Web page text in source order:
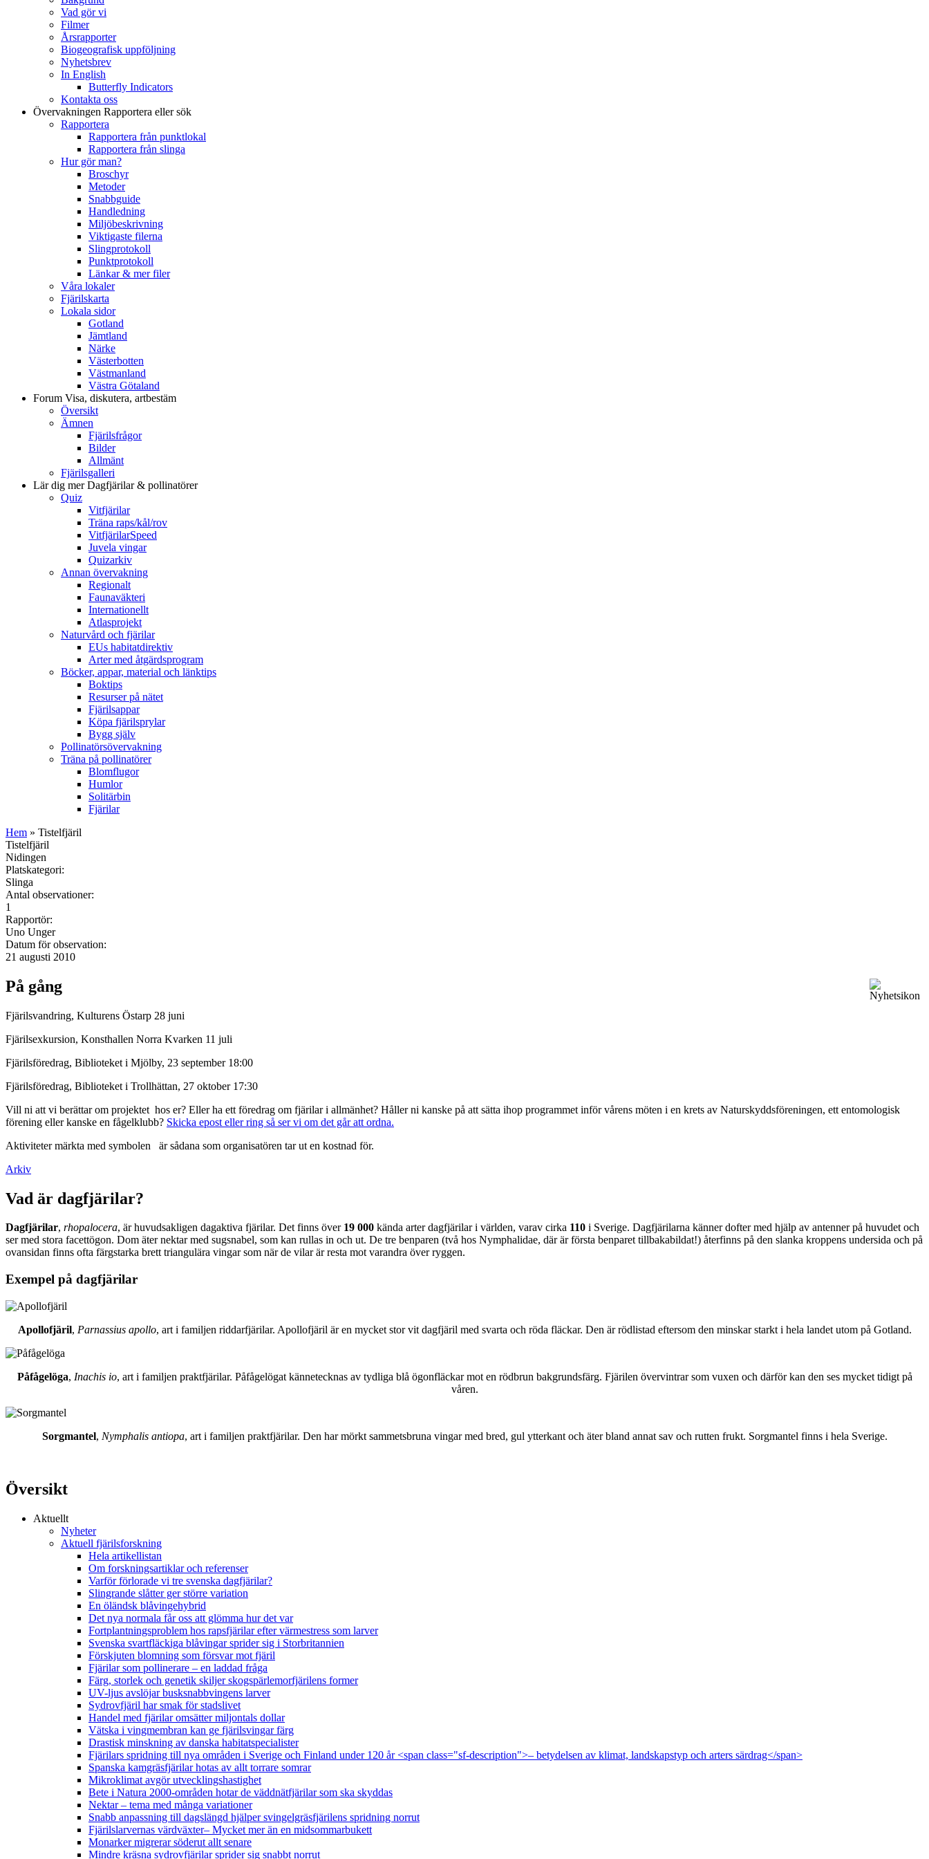
Vad gör vi
Filmer
Årsrapporter
Biogeografisk uppföljning
Nyhetsbrev
In English
Butterfly Indicators
Kontakta oss
Övervakningen Rapportera eller sök
Rapportera
Rapportera från punktlokal
Rapportera från slinga
Hur gör man?
Broschyr
Metoder
Snabbguide
Handledning
Miljöbeskrivning
Viktigaste filerna
Slingprotokoll
Punktprotokoll
Länkar & mer filer
Våra lokaler
Fjärilskarta
Lokala sidor
Gotland
Jämtland
Närke
Västerbotten
Västmanland
Västra Götaland
Forum Visa, diskutera, artbestäm
Översikt
Ämnen
Fjärilsfrågor
Bilder
Allmänt
Fjärilsgalleri
Lär dig merDagfjärilar & pollinatörer
Quiz
Vitfjärilar
Träna raps/kål/rov
VitfjärilarSpeed
Juvela vingar
Quizarkiv
Annan övervakning
Regionalt
Faunaväkteri
Internationellt
Atlasprojekt
Naturvård och fjärilar
EUs habitatdirektiv
Arter med åtgärdsprogram
Böcker, appar, material och länktips
Boktips
Resurser på nätet
Fjärilsappar
Köpa fjärilsprylar
Bygg själv
Pollinatörsövervakning
Träna på pollinatörer
Blomflugor
Humlor
Solitärbin
Fjärilar
Hem » Tistelfjäril
Tistelfjäril
Nidingen
Platskategori:
Slinga
Antal observationer:
1
Rapportör:
Uno Unger
Datum för observation:
21 augusti 2010
På gång
Fjärilsvandring, Kulturens Östarp 28 juni
Fjärilsexkursion, Konsthallen Norra Kvarken 11 juli
Fjärilsföredrag, Biblioteket i Mjölby, 23 september 18:00
Fjärilsföredrag, Biblioteket i Trollhättan, 27 oktober 17:30
Vill ni att vi berättar om projektet hos er? Eller ha ett föredrag om fjärilar i allmänhet? Håller ni kanske på att sätta ihop programmet inför vårens möten i en krets av Naturskyddsföreningen, ett entomologisk
förening eller kanske en fågelklubb? Skicka epost eller ring så ser vi om det går att ordna.
Aktiviteter märkta med symbolen
är sådana som organisatören tar ut en kostnad för.
Arkiv
Vad är dagfjärilar?
Dagfjärilar, rhopalocera, är huvudsakligen dagaktiva fjärilar. Det finns över 19 000 kända arter dagfjärilar i världen, varav cirka 110 i Sverige. Dagfjärilarna känner dofter med hjälp av antenner på huvudet och
ser med stora facettögon. Dom äter nektar med sugsnabel, som kan rullas in och ut. De tre benparen (två hos Nymphalidae, där är första benparet tillbakabildat!) återfinns på den slanka kroppens undersida och på
ovansidan finns ofta färgstarka brett triangulära vingar som när de vilar är resta mot varandra över ryggen.
Exempel på dagfjärilar
Apollofjäril, Parnassius apollo, art i familjen riddarfjärilar. Apollofjäril är en mycket stor vit dagfjäril med svarta och röda fläckar. Den är rödlistad eftersom den minskar starkt i hela landet utom på Gotland.
Påfågelöga, Inachis io, art i familjen praktfjärilar. Påfågelögat kännetecknas av tydliga blå ögonfläckar mot en rödbrun bakgrundsfärg. Fjärilen övervintrar som vuxen och därför kan den ses mycket tidigt på
våren.
Sorgmantel, Nymphalis antiopa, art i familjen praktfjärilar. Den har mörkt sammetsbruna vingar med bred, gul ytterkant och äter bland annat sav och rutten frukt. Sorgmantel finns i hela Sverige.
Översikt
Aktuellt
Nyheter
Aktuell fjärilsforskning
Hela artikellistan
Om forskningsartiklar och referenser
Varför förlorade vi tre svenska dagfjärilar?
Slingrande slåtter ger större variation
En öländsk blåvingehybrid
Det nya normala får oss att glömma hur det var
Fortplantningsproblem hos rapsfjärilar efter värmestress som larver
Svenska svartfläckiga blåvingar sprider sig i Storbritannien
Förskjuten blomning som försvar mot fjäril
Fjärilar som pollinerare – en laddad fråga
Färg, storlek och genetik skiljer skogspärlemorfjärilens former
UV-ljus avslöjar busksnabbvingens larver
Sydrovfjäril har smak för stadslivet
Handel med fjärilar omsätter miljontals dollar
Vätska i vingmembran kan ge fjärilsvingar färg
Drastisk minskning av danska habitatspecialister
Fjärilars spridning till nya områden i Sverige och Finland under 120 år <span class="sf-description">– betydelsen av klimat, landskapstyp och arters särdrag</span>
Spanska kamgräsfjärilar hotas av allt torrare somrar
Mikroklimat avgör utvecklingshastighet
Bete i Natura 2000-områden hotar de väddnätfjärilar som ska skyddas
Nektar – tema med många variationer
Snabb anpassning till dagslängd hjälper svingelgräsfjärilens spridning norrut
Fjärilslarvernas värdväxter– Mycket mer än en midsommarbukett
Monarker migrerar söderut allt senare
Mindre kräsna sydrovfjärilar sprider sig snabbt norrut